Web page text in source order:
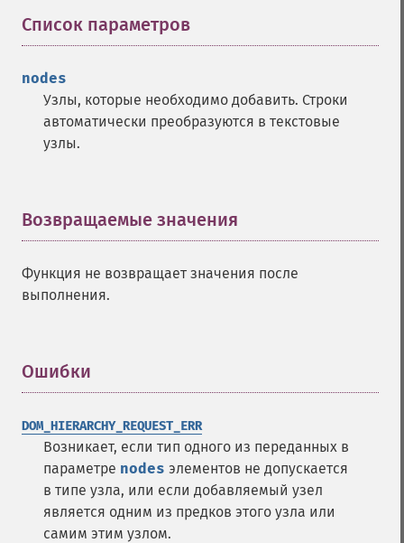
Список параметров
nodes
Узлы, которые необходимо добавить. Строки
автоматически преобразуются в текстовые
узлы.
Возвращаемые значения
Функция не возвращает значения после
выполнения.
Ошибки
DOM_HIERARCHY_REQUEST_ERR
Возникает, если тип одного из переданных в
параметре nodes элементов не допускается
в типе узла, или если добавляемый узел
является одним из предков этого узла или
самим этим узлом.